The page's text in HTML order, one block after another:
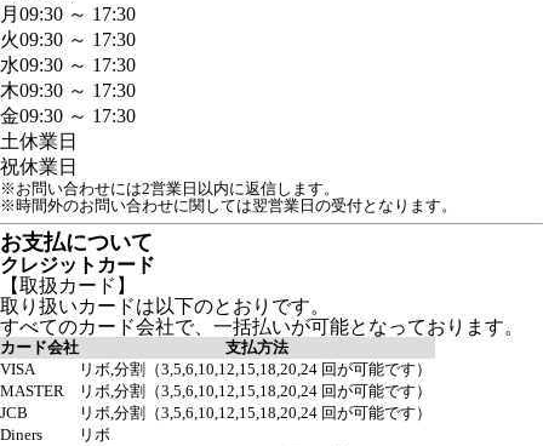
月 09:30 ～ 17:30
火09:30 ～ 17:30
水09:30 ～ 17:30
木09:30 ～ 17:30
金09:30 ～ 17:30
土休業日
祝休業日
※お問い合わせには2営業日以内に返信します。
※時間外のお問い合わせに関しては翌営業日の受付となります。
お支払について
クレジットカード
【取扱カード】
取り扱いカードは以下のとおりです。
すべてのカード会社で、一括払いが可能となっております。
カード会社
支払方法
VISA
リボ,分割（3,5,6,10,12,15,18,20,24 回が可能です）
MASTER
リボ,分割（3,5,6,10,12,15,18,20,24 回が可能です）
JCB
リボ,分割（3,5,6,10,12,15,18,20,24 回が可能です）
Diners
リボ